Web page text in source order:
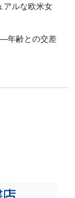
ルな欧米女
年齢との交差